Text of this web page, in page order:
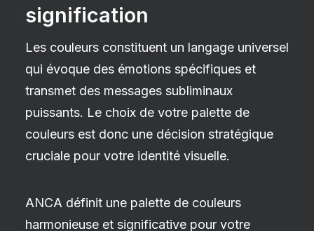
signification
Les couleurs constituent un langage universel
qui évoque des émotions spécifiques et
transmet des messages subliminaux
puissants. Le choix de votre palette de
couleurs est donc une décision stratégique
cruciale pour votre identité visuelle.
ANCA définit une palette de couleurs
harmonieuse et significative pour votre